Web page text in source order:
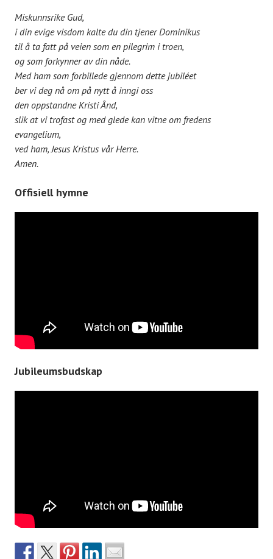
Miskunnsrike Gud,
i din evige visdom kalte du din tjener Dominikus
til å ta fatt på veien som en pilegrim i troen,
og som forkynner av din nåde.
Med ham som forbillede gjennom dette jubiléet
ber vi deg nå om på nytt å inngi oss
den oppstandne Kristi Ånd,
slik at vi trofast og med glede kan vitne om fredens
evangelium,
ved ham, Jesus Kristus vår Herre.
Amen.
Offisiell hymne
Jubileumsbudskap